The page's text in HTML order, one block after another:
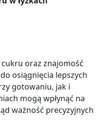
oraz znajomość
osiągnięcia lepszych
gotowaniu, jak i
mogą wpłynąć na
ważność precyzyjnych